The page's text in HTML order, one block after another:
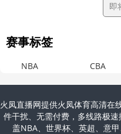
即
赛事标签
NBA CBA
火凤直播网提供火凤体育高清在
件干扰、无需付费，多线路极
盖NBA、世界杯、英超、意